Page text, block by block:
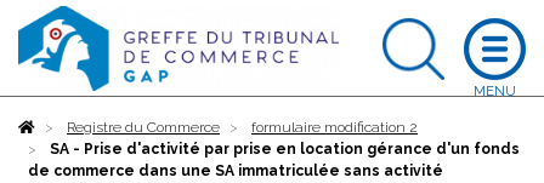
AccueilRegistre du Commerce
formulaire modification 2
SA - Prise d'activité par prise en location gérance d'un fonds
de commerce dans une SA immatriculée sans activité